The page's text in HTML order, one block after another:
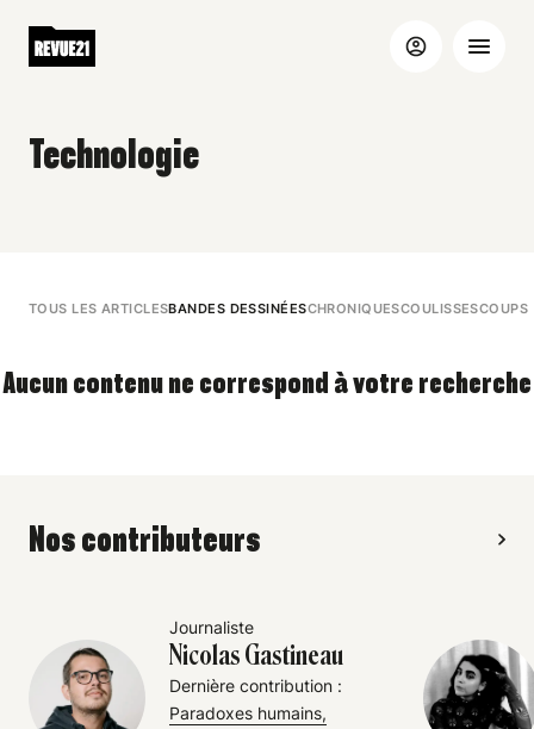
Technologie
TOUS LES ARTICLESBANDES DESSINÉESCHRONIQUESCOULISSESCOUPS
Aucun contenu ne correspond à votre recherche
Nos contributeurs
Journaliste
Nicolas Gastineau
Dernière contribution :
Paradoxes humains,